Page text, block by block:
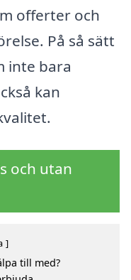
offerter och
På så sätt
inte bara
kan
och utan
till med?